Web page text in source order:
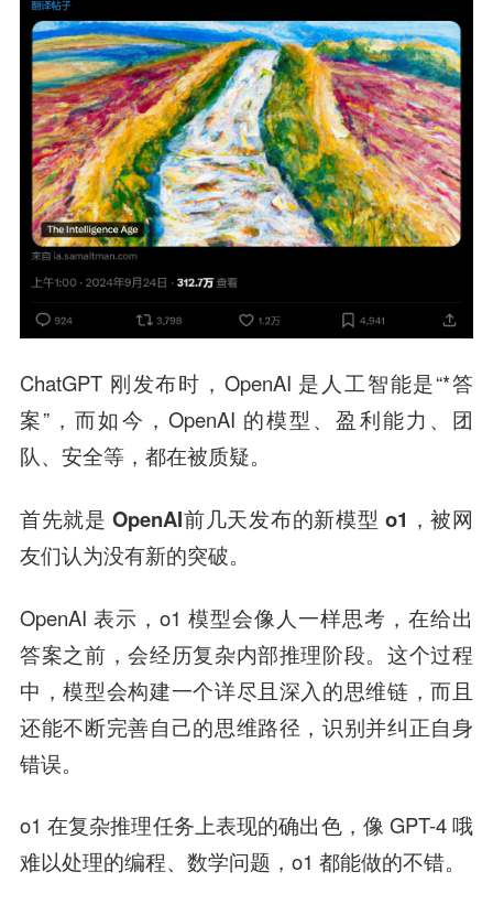
ChatGPT 刚发布时，OpenAI 是人工智能是“*答
案”，而如今，OpenAI 的模型、盈利能力、团
队、安全等，都在被质疑。
首先就是OpenAI前几天发布的新模型 o1，被网
友们认为没有新的突破。
OpenAI 表示，o1 模型会像人一样思考，在给出
答案之前，会经历复杂内部推理阶段。这个过程
中，模型会构建一个详尽且深入的思维链，而且
还能不断完善自己的思维路径，识别并纠正自身
错误。
o1 在复杂推理任务上表现的确出色，像 GPT-4 哦
难以处理的编程、数学问题，o1 都能做的不错。